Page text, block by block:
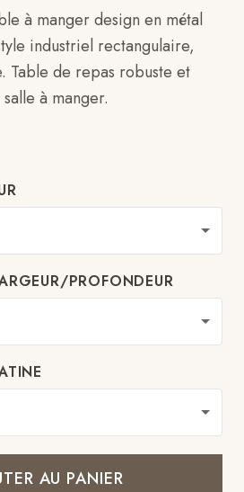
à manger design en métal
industriel rectangulaire,
Table de repas robuste et
à manger.
PROFONDEUR
AU PANIER